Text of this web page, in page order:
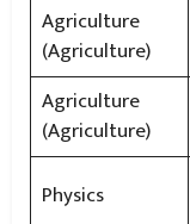
Agriculture
(Agriculture)
Agriculture
(Agriculture)
Physics